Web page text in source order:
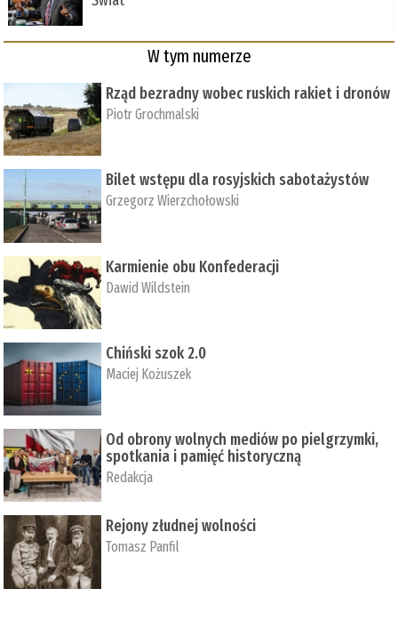
W tym numerze
Rząd bezradny wobec ruskich rakiet i dronów
Piotr Grochmalski
Bilet wstępu dla rosyjskich sabotażystów
Grzegorz Wierzchołowski
Karmienie obu Konfederacji
Dawid Wildstein
Chiński szok 2.0
Maciej Kożuszek
Od obrony wolnych mediów po pielgrzymki,
spotkania i pamięć historyczną
Redakcja
Rejony złudnej wolności
Tomasz Panfil